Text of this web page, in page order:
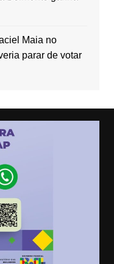
Maia no
parar de votar